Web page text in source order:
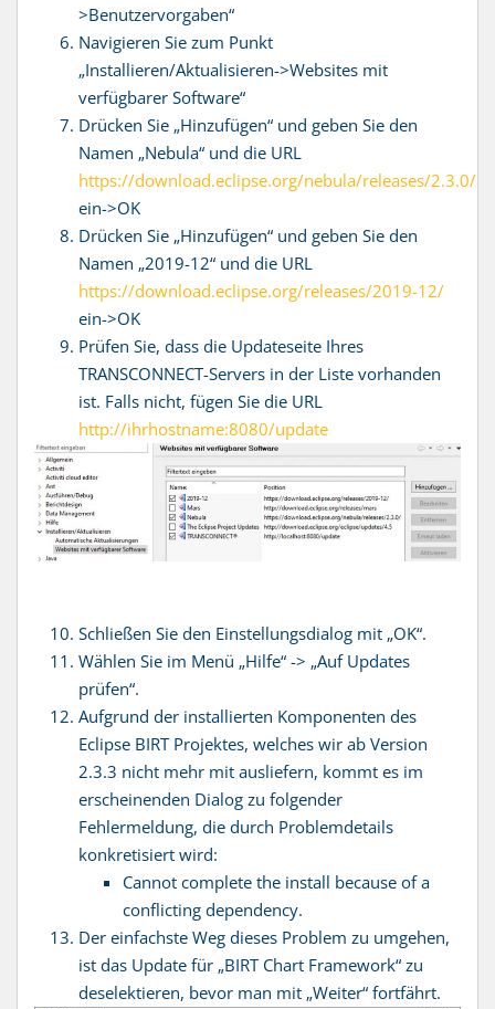
>Benutzervorgaben“
Navigieren Sie zum Punkt
„Installieren/Aktualisieren->Websites mit
verfügbarer Software“
Drücken Sie „Hinzufügen“ und geben Sie den
Namen „Nebula“ und die URL
https://download.eclipse.org/nebula/releases/2.3.0/
ein->OK
Drücken Sie „Hinzufügen“ und geben Sie den
Namen „2019-12“ und die URL
https://download.eclipse.org/releases/2019-12/
ein->OK
Prüfen Sie, dass die Updateseite Ihres
TRANSCONNECT-Servers in der Liste vorhanden
ist. Falls nicht, fügen Sie die URL
http://ihrhostname:8080/update
Schließen Sie den Einstellungsdialog mit „OK“.
Wählen Sie im Menü „Hilfe“ -> „Auf Updates
prüfen“.
Aufgrund der installierten Komponenten des
Eclipse BIRT Projektes, welches wir ab Version
2.3.3 nicht mehr mit ausliefern, kommt es im
erscheinenden Dialog zu folgender
Fehlermeldung, die durch Problemdetails
konkretisiert wird:
Cannot complete the install because of a
conflicting dependency.
Der einfachste Weg dieses Problem zu umgehen,
ist das Update für „BIRT Chart Framework“ zu
deselektieren, bevor man mit „Weiter“ fortfährt.